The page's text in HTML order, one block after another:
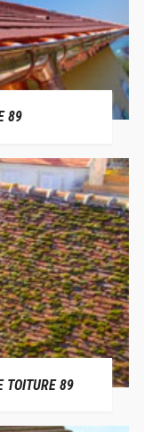
89
TOITURE 89